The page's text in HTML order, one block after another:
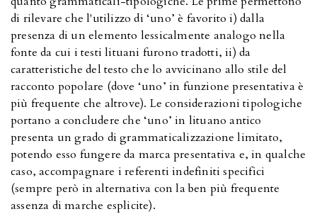
di rilevare che l'utilizzo di ‘uno’ è favorito i) dalla
presenza di un elemento lessicalmente analogo nella
fonte da cui i testi lituani furono tradotti, ii) da
caratteristiche del testo che lo avvicinano allo stile del
racconto popolare (dove ‘uno’ in funzione presentativa è
più frequente che altrove). Le considerazioni tipologiche
portano a concludere che ‘uno’ in lituano antico
presenta un grado di grammaticalizzazione limitato,
potendo esso fungere da marca presentativa e, in qualche
caso, accompagnare i referenti indefiniti specifici
(sempre però in alternativa con la ben più frequente
assenza di marche esplicite).